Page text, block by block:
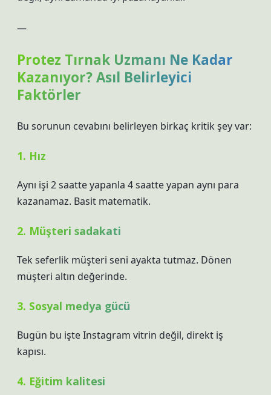
—
Protez Tırnak Uzmanı Ne Kadar
Kazanıyor? Asıl Belirleyici
Faktörler
Bu sorunun cevabını belirleyen birkaç kritik şey var:
1. Hız
Aynı işi 2 saatte yapanla 4 saatte yapan aynı para
kazanamaz. Basit matematik.
2. Müşteri sadakati
Tek seferlik müşteri seni ayakta tutmaz. Dönen
müşteri altın değerinde.
3. Sosyal medya gücü
Bugün bu işte Instagram vitrin değil, direkt iş
kapısı.
4. Eğitim kalitesi